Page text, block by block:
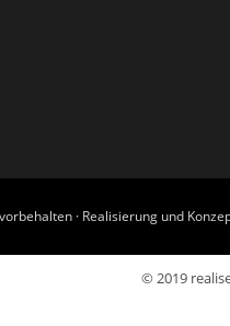
· Realisierung und
© 2019